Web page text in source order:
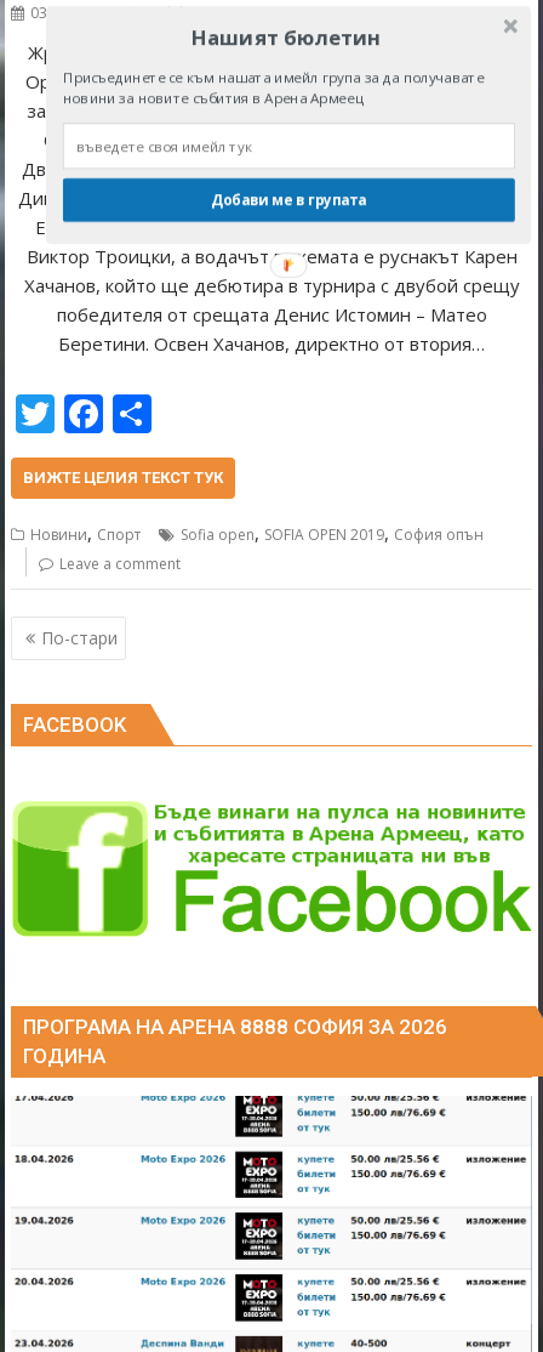
03/02/2019 redaktor
Жребий Вижте по-долу пълната основна схема на Sofia
Open 2019. Жребият за тенис турнира беше изтеглен в
залата за пресконференции в „Арена Армеец“. Основна
Схема Сингъл Sofia Open 2019 отвори схемата в pdf
Двамата българи в основната схема – Адриан Андреев и
Димитър Кузманов, ще премерят сили съответно с Матю
Ебдън и Робин Хаасе. Гаел Монфис се изправя срещу
Виктор Троицки, а водачът в схемата е руснакът Карен
Хачанов, който ще дебютира в турнира с двубой срещу
победителя от срещата Денис Истомин – Матео
Беретини. Освен Хачанов, директно от втория…
T
w
itt
er
F
ac
e
b
o
o
k
h
ar
e
ВИЖТЕ ЦЕЛИЯ ТЕКСТ ТУК
Новини, Спорт Sofia open, SOFIA OPEN 2019, София опън
Leave a comment
Навигация
По-стари
FACEBOOK
ПРОГРАМА НА АРЕНА 8888 СОФИЯ ЗА 2026
ГОДИНА
Нашият бюлетин
Присъединете се към нашата имейл група за да получавате
новини за новите събития в Арена Армеец
Добави ме в групата